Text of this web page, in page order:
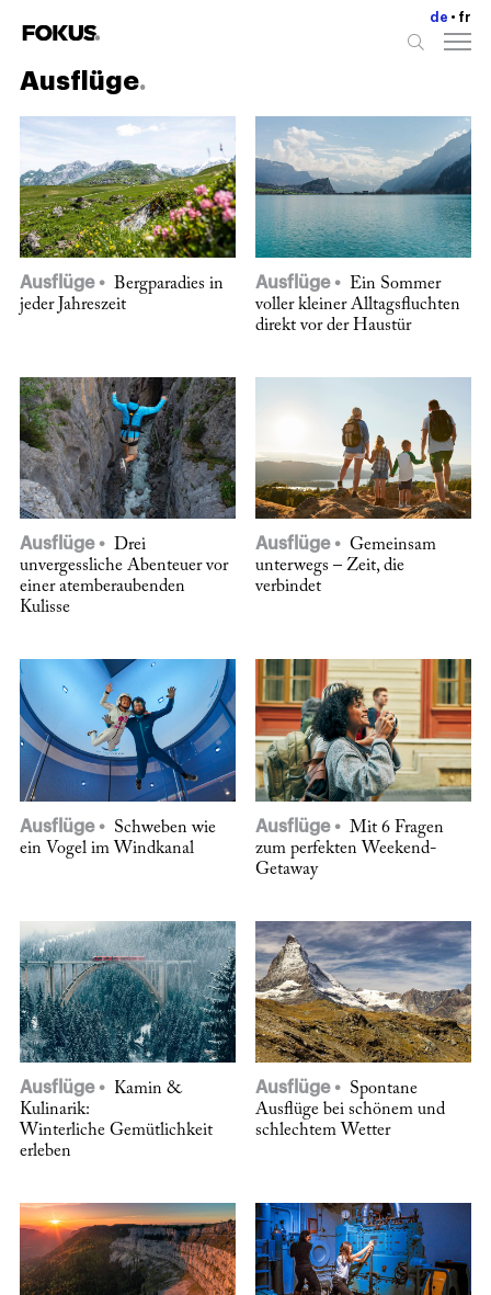
de fr
Ausflüge
Ausflüge
Bergparadies in
jeder Jahreszeit
Ausflüge
Ein Sommer
voller kleiner Alltagsfluchten
direkt vor der Haustür
Ausflüge
Drei
unvergessliche Abenteuer vor
einer atemberaubenden
Kulisse
Ausflüge
Gemeinsam
unterwegs – Zeit, die
verbindet
Ausflüge
Schweben wie
ein Vogel im Windkanal
Ausflüge
Mit 6 Fragen
zum perfekten Weekend-
Getaway
Ausflüge
Kamin &
Kulinarik:
Winterliche Gemütlichkeit
erleben
Ausflüge
Spontane
Ausflüge bei schönem und
schlechtem Wetter